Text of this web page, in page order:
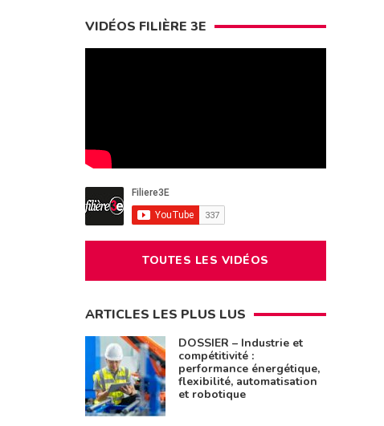
VIDÉOS FILIÈRE 3E
TOUTES LES VIDÉOS
ARTICLES LES PLUS LUS
DOSSIER – Industrie et
compétitivité :
performance énergétique,
flexibilité, automatisation
et robotique